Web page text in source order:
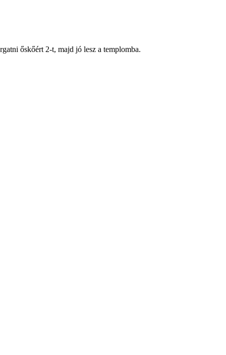
őskőért 2-t, majd jó lesz a templomba.